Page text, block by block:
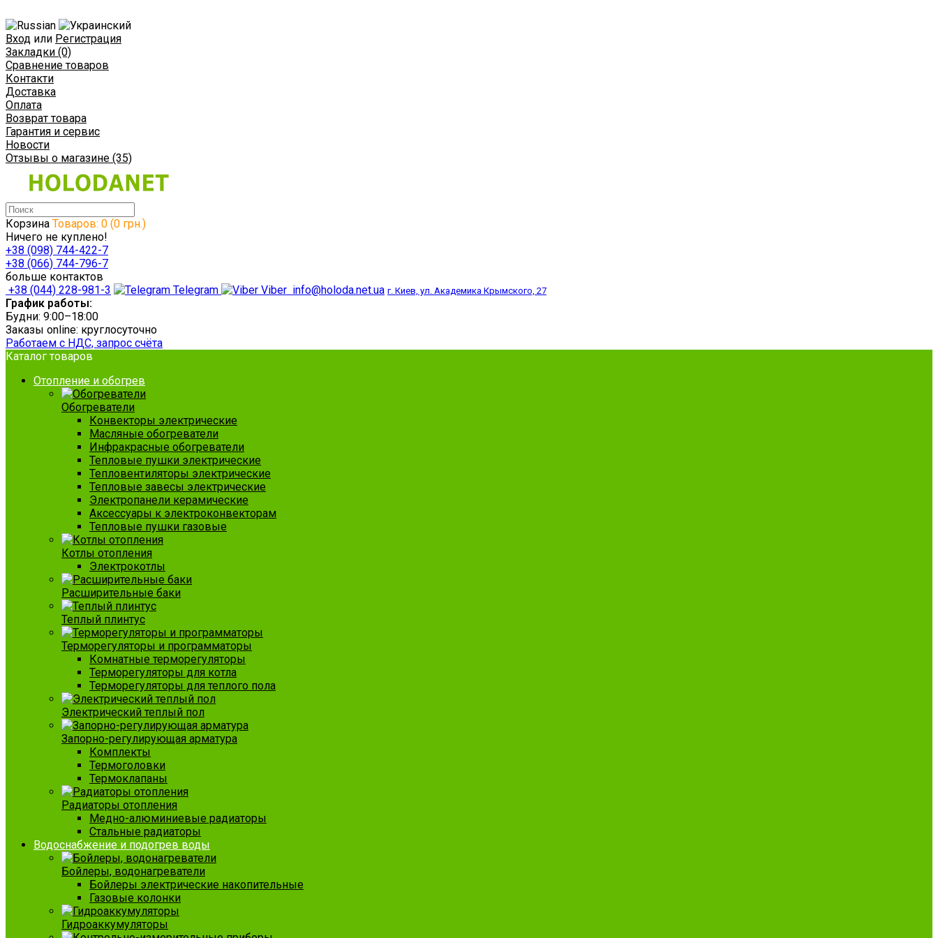
Вход или Регистрация
Закладки (0)
Сравнение товаров
Контакти
Доставка
Оплата
Возврат товара
Гарантия и сервис
Новости
Отзывы о магазине (35)
Корзина Товаров: 0 (0 грн.)
Ничего не куплено!
+38 (098) 744-422-7
+38 (066) 744-796-7
больше контактов
+38 (044) 228-981-3
Telegram Viber info@holoda.net.ua г. Киев, ул. Академика Крымского, 27
График работы:
Будни: 9:00–18:00
Заказы online: круглосуточно
Работаем с НДС, запрос счёта
Каталог товаров
Отопление и обогрев
Обогреватели
Конвекторы электрические
Масляные обогреватели
Инфракрасные обогреватели
Тепловые пушки электрические
Тепловентиляторы электрические
Тепловые завесы электрические
Электропанели керамические
Аксессуары к электроконвекторам
Тепловые пушки газовые
Котлы отопления
Электрокотлы
Расширительные баки
Теплый плинтус
Терморегуляторы и программаторы
Комнатные терморегуляторы
Терморегуляторы для котла
Терморегуляторы для теплого пола
Электрический теплый пол
Запорно-регулирующая арматура
Комплекты
Термоголовки
Термоклапаны
Радиаторы отопления
Медно-алюминиевые радиаторы
Стальные радиаторы
Водоснабжение и подогрев воды
Бойлеры, водонагреватели
Бойлеры электрические накопительные
Газовые колонки
Гидроаккумуляторы